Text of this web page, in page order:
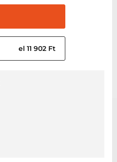
el 11 902 Ft